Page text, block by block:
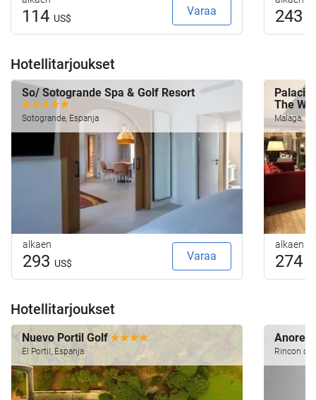
114 US$
Varaa 243
Hotellitarjoukset
So/ Sotogrande Spa & Golf Resort
Sotogrande, Espanja
alkaen
293 US$
Varaa
Palacio
The
Malaga,
alkaen
274
Hotellitarjoukset
Nuevo Portil Golf
El Portil, Espanja Rincon de